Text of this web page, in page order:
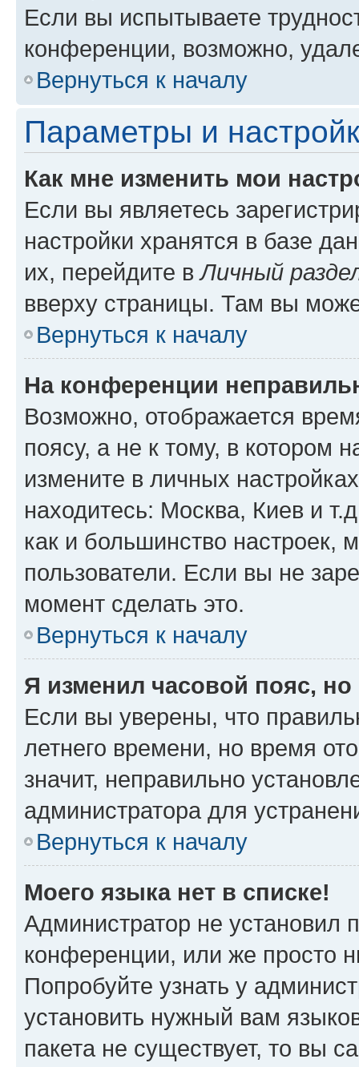
Если вы испытываете
конференции, возможно,
Вернуться к началу
Параметры и
Как мне изменить мои
Если вы являетесь
настройки хранятся в базе
их, перейдите вЛичный
вверху страницы. Там вы
Вернуться к началу
На конференции
Возможно, отображается
поясу, а не к тому, в котором
измените в личных
находитесь: Москва, Киев и
как и большинство настроек,
пользователи. Если вы не
момент сделать это.
Вернуться к началу
Я изменил часовой пояс,
Если вы уверены, что
летнего времени, но время
значит, неправильно
администратора для
Вернуться к началу
Моего языка нет в списке!
Администратор не установил
конференции, или же просто
Попробуйте узнать у
установить нужный вам
пакета не существует, то вы